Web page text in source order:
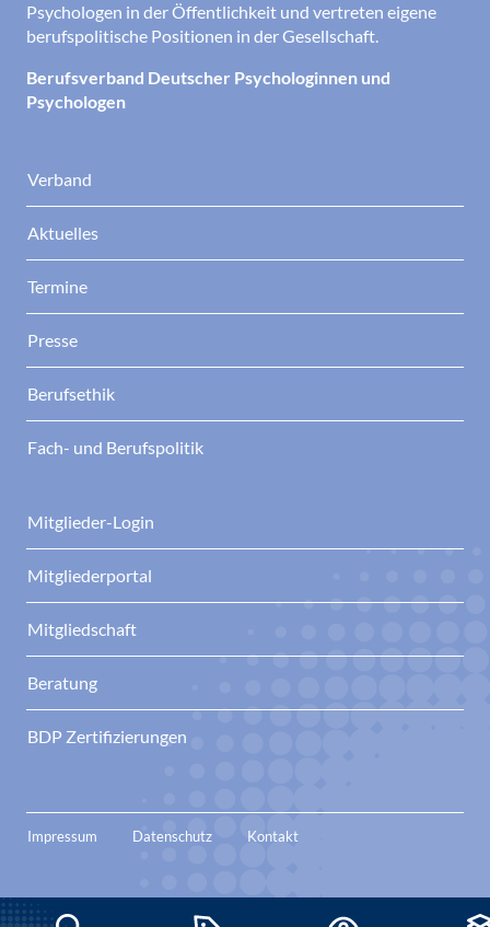
Psychologen in der Öffentlichkeit und vertreten eigene
berufspolitische Positionen in der Gesellschaft.
Berufsverband Deutscher Psychologinnen und
Psychologen
Verband
Aktuelles
Termine
Presse
Berufsethik
Fach- und Berufspolitik
Mitglieder-Login
Mitgliederportal
Mitgliedschaft
Beratung
BDP Zertifizierungen
Impressum Datenschutz Kontakt